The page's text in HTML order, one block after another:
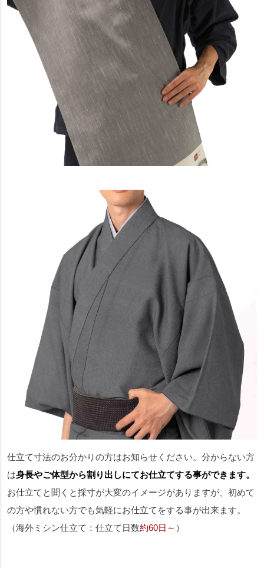
仕立て寸法のお分かりの方はお知らせください。分からない方
は身長やご体型から割り出しにてお仕立てする事ができます。
お仕立てと聞くと採寸が大変のイメージがありますが、初めて
の方や慣れない方でも気軽にお仕立てをする事が出来ます。
（海外ミシン仕立て：仕立て日数約60日～ ）